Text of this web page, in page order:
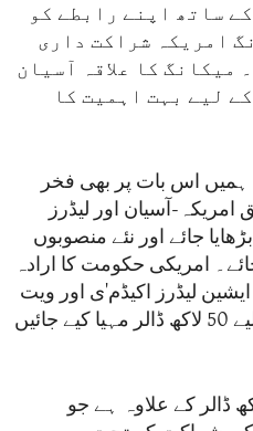
ساتھ اپنے رابطے کو
امریکہ شراکت داری
میکانگ کا علاقہ آسیان
لیے بہت اہمیت کا
ہمیں اس بات پر بھی فخر
آسیان اور لیڈرز
جائے اور نئے منصوبوں
امریکی حکومت کا ارادہ
لیڈرز اکیڈم'ی اور ویت
نام فل برائٹ یونیورسٹی کے لیے 50 لاکھ ڈالر مہیا کیے جائیں
ڈالر کے علاوہ ہے جو